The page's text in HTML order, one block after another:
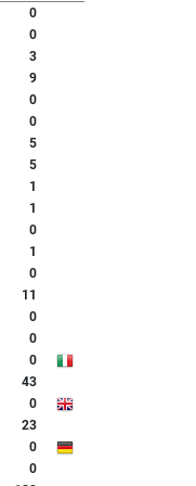
0
0
3
9
0
0
5
5
1
1
0
1
0
11
0
0
0
43
0
23
0
0